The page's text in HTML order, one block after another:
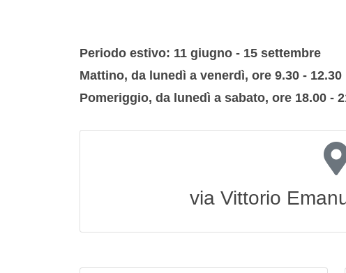
Periodo estivo: 11 giugno - 15 settembre
Mattino, da lunedì a venerdì, ore 9.30 - 12.30
Pomeriggio, da lunedì a sabato, ore 18.00 -
via Vittorio